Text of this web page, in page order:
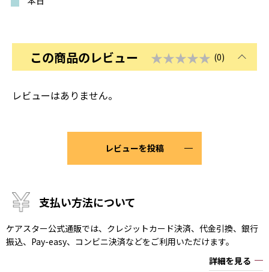
この商品のレビュー ★★★★★ (0)
レビューはありません。
レビューを投稿
支払い方法について
ケアスター公式通販では、クレジットカード決済、代金引換、銀行
振込、Pay-easy、コンビニ決済などをご利用いただけます。
詳細を見る